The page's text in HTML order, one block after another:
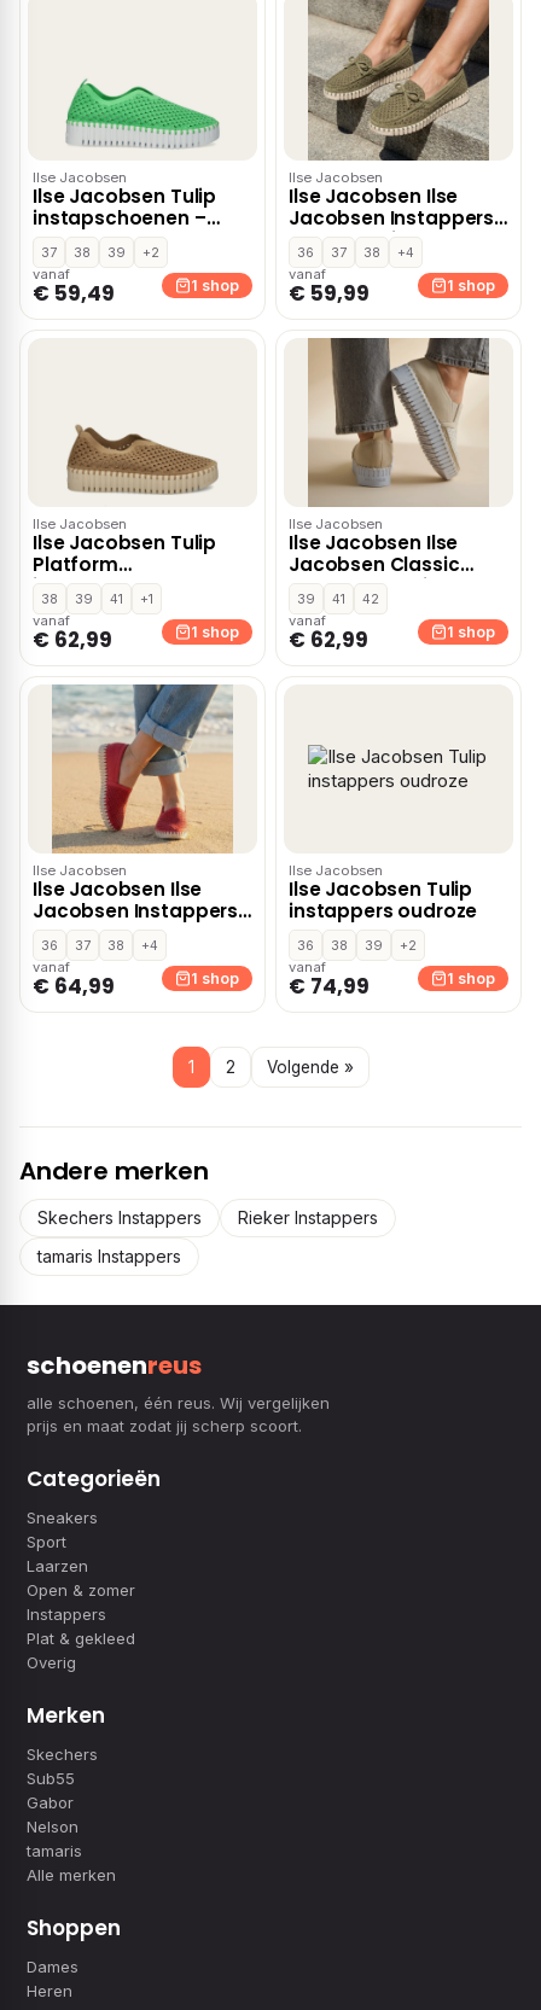
Ilse Jacobsen
Ilse Jacobsen Tulip
instapschoenen –
Groen
37 38 39
+2
vanaf
€ 59,49 1 shop
Ilse Jacobsen
Ilse Jacobsen Ilse
Jacobsen Instappers
groen Textiel
36 37 38
+4
vanaf
€ 59,99 1 shop
Ilse Jacobsen
Ilse Jacobsen Tulip
Platform
instapschoenen –
Cognac
38 39 41
+1
vanaf
€ 62,99 1 shop
Ilse Jacobsen
Ilse Jacobsen Ilse
Jacobsen Classic
Instappers beige
39 41
42
vanaf
€ 62,99 1 shop
Ilse Jacobsen
Ilse Jacobsen Ilse
Jacobsen Instappers
rood
36 37 38
+4
vanaf
€ 64,99 1 shop
Ilse Jacobsen
Ilse Jacobsen Tulip
instappers oudroze
36 38 39
+2
vanaf
€ 74,99 1 shop
1 2 Volgende »
Andere merken
Skechers Instappers
Rieker Instappers
tamaris Instappers
schoenenreus
alle schoenen, één reus. Wij vergelijken
prijs en maat zodat jij scherp scoort.
Categorieën
Sneakers
Sport
Laarzen
Open & zomer
Instappers
Plat & gekleed
Overig
Merken
Skechers
Sub55
Gabor
Nelson
tamaris
Alle merken
Shoppen
Dames
Heren